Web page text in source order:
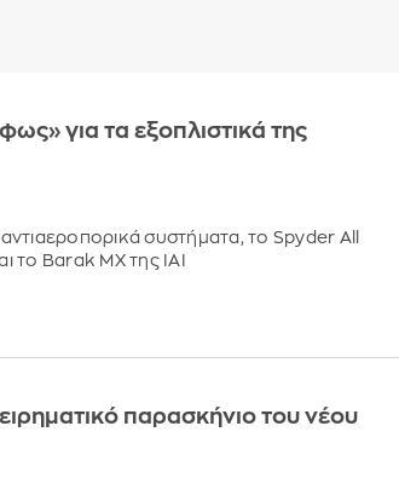
για τα εξοπλιστικά της
συστήματα, το Spyder All
το Barak MX της ΙΑΙ
παρασκήνιο του νέου